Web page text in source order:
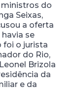
do
Seixas,
a oferta
se
foi o jurista
do Rio,
Brizola
da
e da